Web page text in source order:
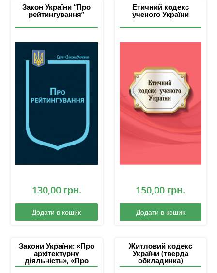
Закон України “Про
рейтингування”
130,00 грн.
Додати в кошик
Етичний кодекс
ученого України
150,00 грн.
Додати в кошик
Закони України: «Про
архітектурну
діяльність», «Про
основи
Житловий кодекс
України (тверда
обкладинка)